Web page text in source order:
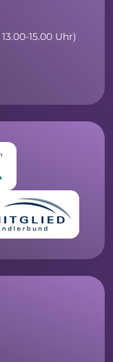
15.00 Uhr)